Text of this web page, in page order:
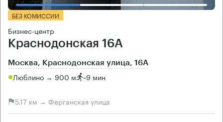
БЕЗ КОМИССИИ
Бизнес-центр
Краснодонская 16А
Москва, Краснодонская улица, 16А
Люблино → 900 м ~9 мин
5.17 км → Ферганская улица